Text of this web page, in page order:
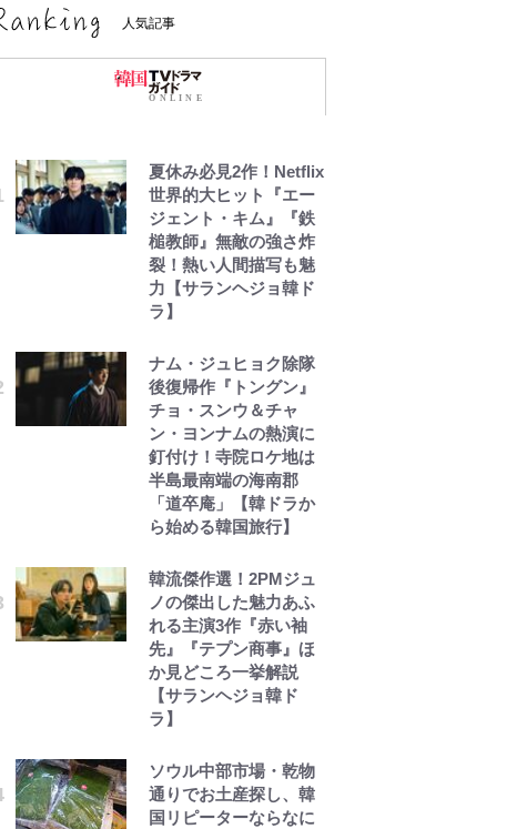
人気記事
夏休み必見2作！Netflix
世界的大ヒット『エー
ジェント・キム』『鉄
槌教師』無敵の強さ炸
裂！熱い人間描写も魅
力【サランヘジョ韓ド
ラ】
ナム・ジュヒョク除隊
後復帰作『トングン』
チョ・スンウ＆チャ
ン・ヨンナムの熱演に
釘付け！寺院ロケ地は
半島最南端の海南郡
「道卒庵」【韓ドラか
ら始める韓国旅行】
韓流傑作選！2PMジュ
ノの傑出した魅力あふ
れる主演3作『赤い袖
先』『テプン商事』ほ
か見どころ一挙解説
【サランヘジョ韓ド
ラ】
ソウル中部市場・乾物
通りでお土産探し、韓
国リピーターならなに